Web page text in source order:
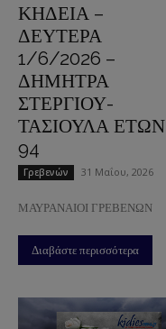
ΚΗΔΕΙΑ –
ΔΕΥΤΕΡΑ
1/6/2026 –
ΔΗΜΗΤΡΑ
ΣΤΕΡΓΙΟΥ-
ΤΑΣΙΟΥΛΑ ΕΤΩΝ
94
Γρεβενών 31 Μαΐου, 2026
ΜΑΥΡΑΝΑΙΟΙ ΓΡΕΒΕΝΩΝ
Διαβάστε περισσότερα